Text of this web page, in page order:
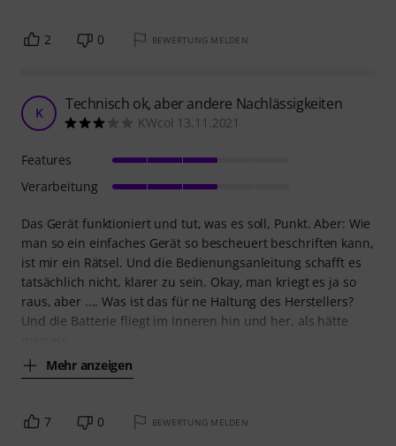
2 0 BEWERTUNG MELDEN
K Technisch ok, aber andere Nachlässigkeiten
KWcol 13.11.2021
Das Gerät funktioniert und tut, was es soll, Punkt. Aber: Wie
man so ein einfaches Gerät so bescheuert beschriften kann,
ist mir ein Rätsel. Und die Bedienungsanleitung schafft es
tatsächlich nicht, klarer zu sein. Okay, man kriegt es ja so
raus, aber .... Was ist das für ne Haltung des Herstellers?
Und die Batterie fliegt im Inneren hin und her, als hätte
Mehr anzeigen
Features
Verarbeitung
7 0 BEWERTUNG MELDEN